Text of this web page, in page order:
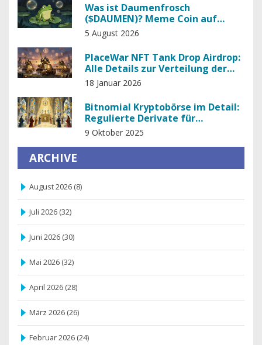
Was ist Daumenfrosch
($DAUMEN)? Meme Coin auf
Solana erklärt
5 August 2026
PlaceWar NFT Tank Drop Airdrop:
Alle Details zur Verteilung der
NFT-Panzer
18 Januar 2026
Bitnomial Kryptobörse im Detail:
Regulierte Derivate für
Institutionelle Trader
9 Oktober 2025
ARCHIVE
August 2026 (8)
Juli 2026 (32)
Juni 2026 (30)
Mai 2026 (32)
April 2026 (28)
März 2026 (26)
Februar 2026 (24)